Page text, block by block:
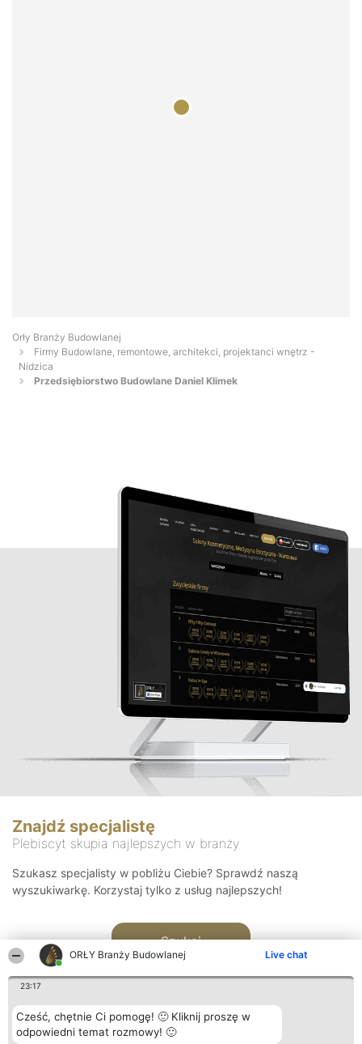
ORŁY Branży Budowlanej Live chat
23:17
Cześć, chętnie Ci pomogę! 🙂 Kliknij proszę w
odpowiedni temat rozmowy! 🙂
Orły Branży Budowlanej
Firmy Budowlane, remontowe, architekci, projektanci wnętrz -
Nidzica
Przedsiębiorstwo Budowlane Daniel Klimek
Znajdź specjalistę
Plebiscyt skupia najlepszych w branży
Szukasz specjalisty w pobliżu Ciebie? Sprawdź naszą
wyszukiwarkę. Korzystaj tylko z usług najlepszych!
Szukaj